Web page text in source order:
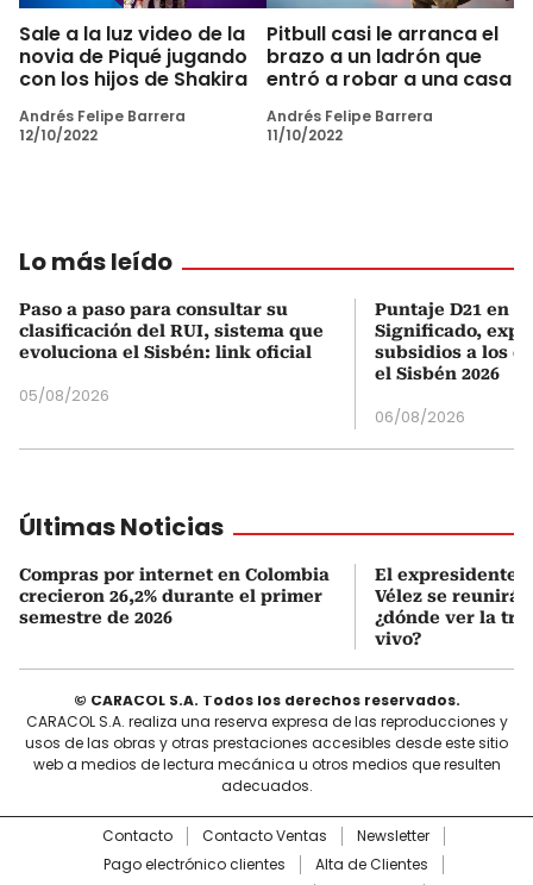
Sale a la luz video de la
novia de Piqué jugando
con los hijos de Shakira
Andrés Felipe Barrera
12/10/2022
Pitbull casi le arranca el
brazo a un ladrón que
entró a robar a una casa
Andrés Felipe Barrera
11/10/2022
Lo más leído
Paso a paso para consultar su
clasificación del RUI, sistema que
evoluciona el Sisbén: link oficial
05/08/2026
Puntaje D21 en
Significado,
subsidios a los
el Sisbén 2026
06/08/2026
Últimas Noticias
Compras por internet en Colombia
crecieron 26,2% durante el primer
semestre de 2026
El expresidente
Vélez se reunirá
¿dónde ver la
vivo?
© CARACOL S.A. Todos los derechos reservados.
CARACOL S.A. realiza una reserva expresa de las reproducciones y
usos de las obras y otras prestaciones accesibles desde este sitio
web a medios de lectura mecánica u otros medios que resulten
adecuados.
Contacto Contacto Ventas
Newsletter
Pago electrónico clientes
Alta de Clientes